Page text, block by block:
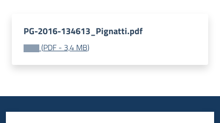
PG-2016-134613_Pignatti.pdf
(PDF - 3,4 MB)